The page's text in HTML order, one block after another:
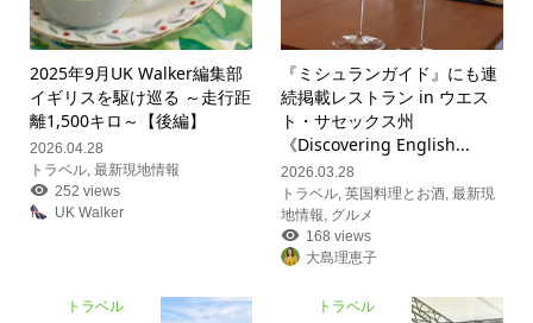
2025年9月UK Walker編集部
イギリスを駆け巡る ～走行距
離1,500キロ～【後編】
2026.04.28
トラベル, 最新現地情報
252 views
UK Walker
『ミシュランガイド』にも連
続掲載レストラン in ウエス
ト・サセックス州
《Discovering English...
2026.03.28
トラベル ,英国料理とお酒 ,最新現
地情報 グルメ
168 views
大島理恵子
トラベル トラベル